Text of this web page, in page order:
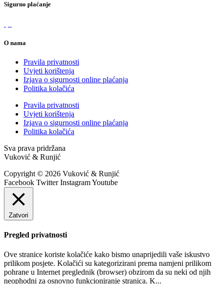
Sigurno plaćanje
O nama
Pravila privatnosti
Uvjeti korištenja
Izjava o sigurnosti online plaćanja
Politika kolačića
Pravila privatnosti
Uvjeti korištenja
Izjava o sigurnosti online plaćanja
Politika kolačića
Sva prava pridržana
Vuković & Runjić
Copyright © 2026 Vuković & Runjić
Facebook Twitter InstagramYoutube
Zatvori
Pregled privatnosti
Ove stranice koriste kolačiće kako bismo unaprijedili vaše iskustvo
prilikom posjete. Kolačići su kategorizirani prema namjeni prilikom
pohrane u Internet preglednik (browser) obzirom da su neki od njih
neophodni za osnovno funkcioniranje stranica. K...